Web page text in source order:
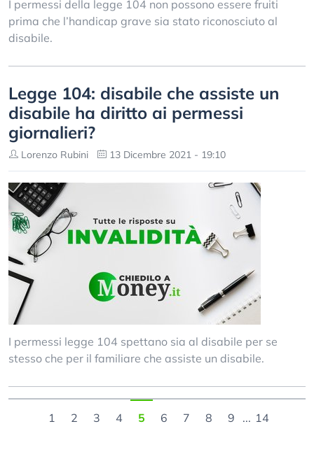
I permessi della legge 104 non possono essere fruiti
prima che l’handicap grave sia stato riconosciuto al
disabile.
Legge 104: disabile che assiste un
disabile ha diritto ai permessi
giornalieri?
Lorenzo Rubini 13 Dicembre 2021 - 19:10
I permessi legge 104 spettano sia al disabile per se
stesso che per il familiare che assiste un disabile.
1 2 3 4 5 6 7 8 9 ... 14